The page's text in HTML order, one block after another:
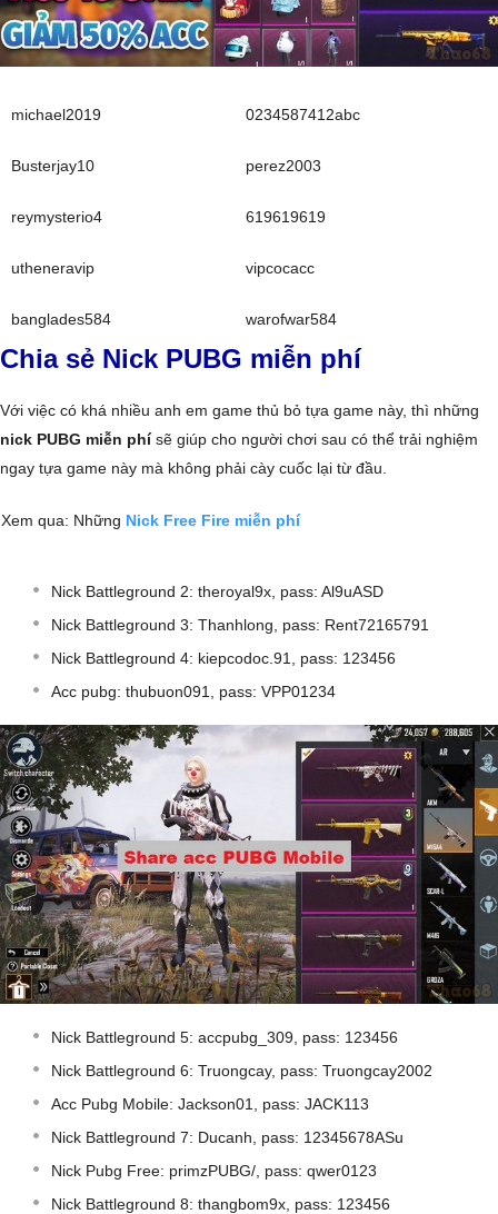
michael2019 0234587412abc
Busterjay10 perez2003
reymysterio4 619619619
utheneravip vipcocacc
banglades584 warofwar584
Chia sẻ Nick PUBG miễn phí
Với việc có khá nhiều anh em game thủ bỏ tựa game này, thì những
nick PUBG miễn phísẽ giúp cho người chơi sau có thể trải nghiệm
ngay tựa game này mà không phải cày cuốc lại từ đầu.
Xem qua: Những Nick Free Fire miễn phí
Nick Battleground 2: theroyal9x, pass: Al9uASD
Nick Battleground 3: Thanhlong, pass: Rent72165791
Nick Battleground 4: kiepcodoc.91, pass: 123456
Acc pubg: thubuon091, pass: VPP01234
Nick Battleground 5: accpubg_309, pass: 123456
Nick Battleground 6: Truongcay, pass: Truongcay2002
Acc Pubg Mobile: Jackson01, pass: JACK113
Nick Battleground 7: Ducanh, pass: 12345678ASu
Nick Pubg Free: primzPUBG/, pass: qwer0123
Nick Battleground 8: thangbom9x, pass: 123456